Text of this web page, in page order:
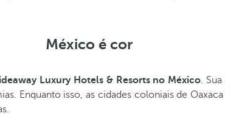
México é cor
Luxury Hotels & Resorts no México.
Enquanto isso, as cidades coloniais de